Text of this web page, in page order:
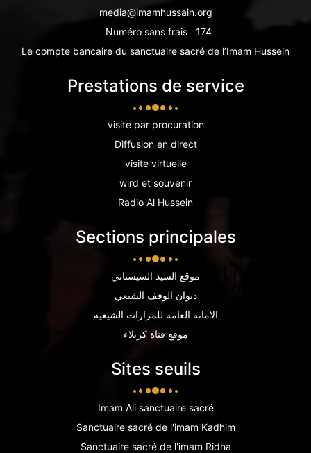
media@imamhussain.org
Numéro sans frais
174
Le compte bancaire du sanctuaire sacré de l’Imam Hussein
Prestations de service
visite par procuration
Diffusion en direct
visite virtuelle
wird et souvenir
Radio Al Hussein
Sections principales
موقع السيد السيستاني
ديوان الوقف الشيعي
الامانة العامة للمزارات الشيعية
موقع قناة كربلاء
Sites seuils
Imam Ali sanctuaire sacré
Sanctuaire sacré de l'imam Kadhim
Sanctuaire sacré de l'imam Ridha